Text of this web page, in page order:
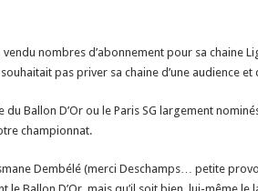
nombres d’abonnement pour sa chaine
pas priver sa chaine d’une audience
Ballon D’Or ou le Paris SG largement
championnat.
Dembélé (merci Deschamps… petite